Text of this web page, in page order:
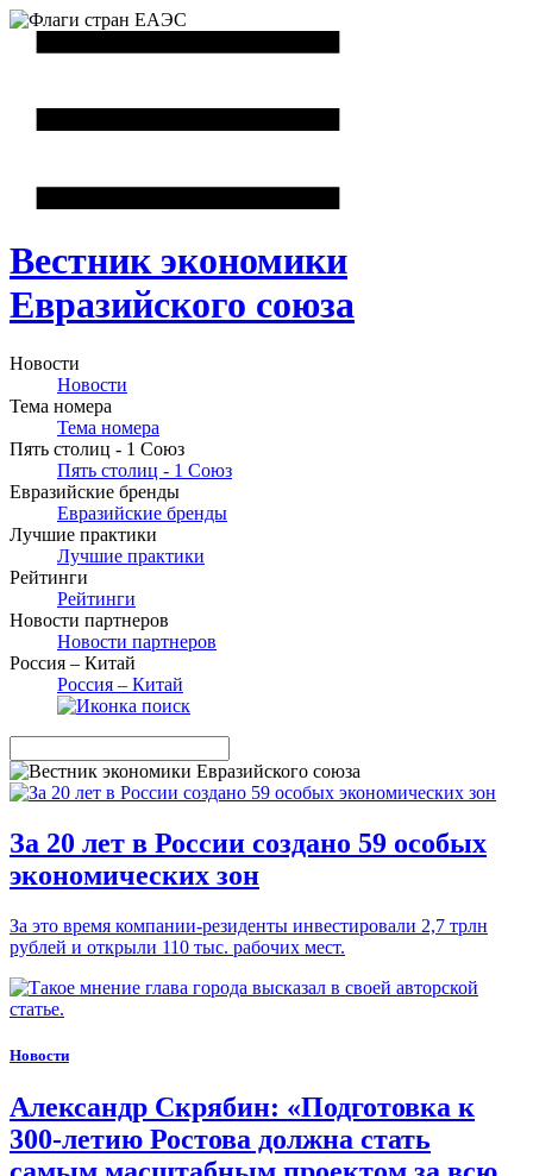
Вестник экономики
Евразийского союза
Новости
Новости
Тема номера
Тема номера
Пять столиц - 1 Союз
Пять столиц - 1 Союз
Евразийские бренды
Евразийские бренды
Лучшие практики
Лучшие практики
Рейтинги
Рейтинги
Новости партнеров
Новости партнеров
Россия – Китай
Россия – Китай
За 20 лет в России создано 59 особых
экономических зон
За это время компании-резиденты инвестировали 2,7 трлн
рублей и открыли 110 тыс. рабочих мест.
Новости
Александр Скрябин: «Подготовка к
300-летию Ростова должна стать